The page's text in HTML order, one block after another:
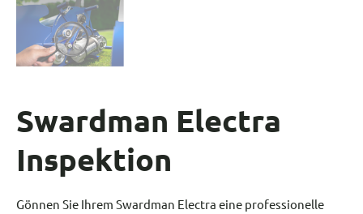
Swardman Electra
Inspektion
Gönnen Sie Ihrem Swardman Electra eine professionelle